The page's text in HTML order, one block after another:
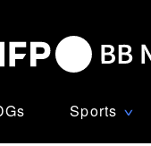
Sports ∨